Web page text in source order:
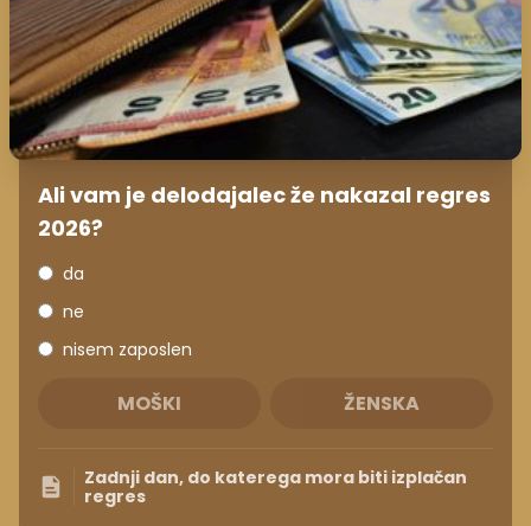
Ali vam je delodajalec že nakazal regres
2026?
da
ne
nisem zaposlen
MOŠKI ŽENSKA
Zadnji dan, do katerega mora biti izplačan
regres